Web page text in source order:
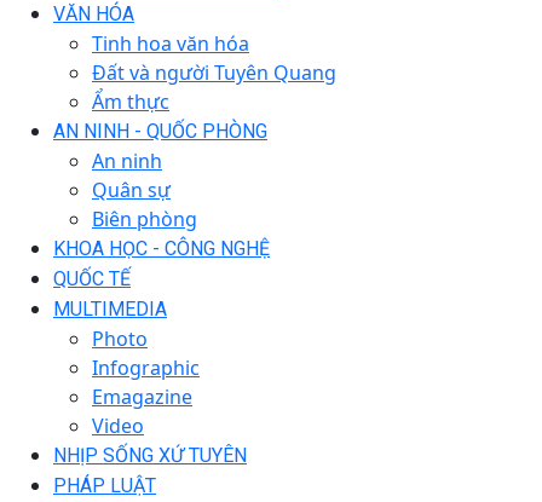
VĂN HÓA
Tinh hoa văn hóa
Đất và người Tuyên Quang
Ẩm thực
AN NINH - QUỐC PHÒNG
An ninh
Quân sự
Biên phòng
KHOA HỌC - CÔNG NGHỆ
QUỐC TẾ
MULTIMEDIA
Photo
Infographic
Emagazine
Video
NHỊP SỐNG XỨ TUYÊN
PHÁP LUẬT